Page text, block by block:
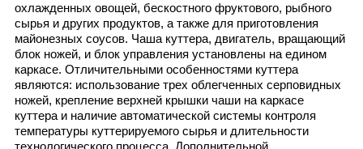
охлажденных овощей, бескостного фруктового, рыбного
сырья и других продуктов, а также для приготовления
майонезных соусов. Чаша куттера, двигатель, вращающий
блок ножей, и блок управления установлены на едином
каркасе. Отличительными особенностями куттера
являются: использование трех облегченных серповидных
ножей, крепление верхней крышки чаши на каркасе
куттера и наличие автоматической системы контроля
температуры куттерируемого сырья и длительности
технологического процесса. Дополнительной